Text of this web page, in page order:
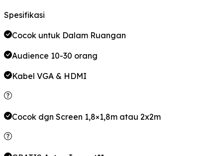
Spesifikasi
Cocok untuk Dalam Ruangan
Audience 10-30 orang
Kabel VGA & HDMI
Cocok dgn Screen 1,8×1,8m atau 2x2m